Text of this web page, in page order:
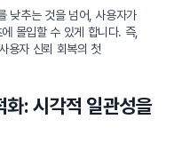
낮추는 것을 넘어, 사용자가
몰입할 수 있게 합니다. 즉,
용자 신뢰 회복의 첫
: 시각적 일관성을